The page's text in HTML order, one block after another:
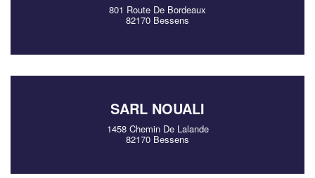
801 Route De Bordeaux
82170 Bessens
SARL NOUALI
1458 Chemin De Lalande
82170 Bessens